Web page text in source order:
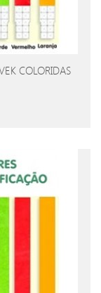
COLORIDAS